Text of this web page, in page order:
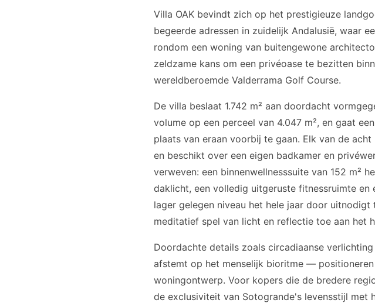
Villa OAK bevindt zich op het prestigieuze
begeerde adressen in zuidelijk Andalusië, waar
rondom een woning van buitengewone
zeldzame kans om een privéoase te bezitten
wereldberoemde Valderrama Golf Course.
De villa beslaat 1.742 m² aan doordacht
volume op een perceel van 4.047 m², en gaat
plaats van eraan voorbij te gaan. Elk van de
en beschikt over een eigen badkamer en
verweven: een binnenwellnesssuite van 152 m²
daklicht, een volledig uitgeruste fitnessruimte en
lager gelegen niveau het hele jaar door
meditatief spel van licht en reflectie toe aan het
Doordachte details zoals circadiaanse
afstemt op het menselijk bioritme —
woningontwerp. Voor kopers die de bredere
de exclusiviteit van Sotogrande's levensstijl